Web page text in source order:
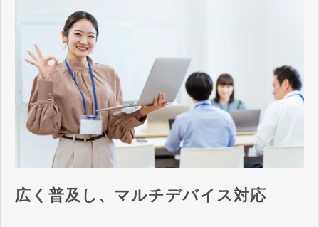
広く普及し、マルチデバイス対応